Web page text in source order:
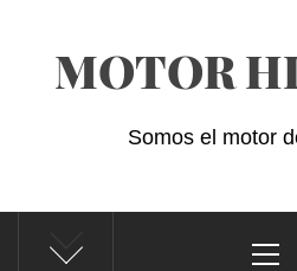
contenidoMOTOR
Somos el motor